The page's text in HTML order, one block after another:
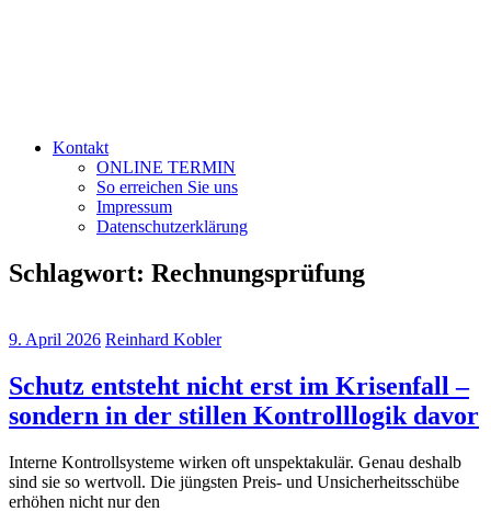
Kontakt
ONLINE TERMIN
So erreichen Sie uns
Impressum
Datenschutzerklärung
Schlagwort: Rechnungsprüfung
9. April 2026 Reinhard Kobler
Schutz entsteht nicht erst im Krisenfall –
sondern in der stillen Kontrolllogik davor
Interne Kontrollsysteme wirken oft unspektakulär. Genau deshalb
sind sie so wertvoll. Die jüngsten Preis- und Unsicherheitsschübe
erhöhen nicht nur den